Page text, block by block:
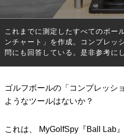
これまでに測定したすべてのボー
ンチャート」を作成。コンプレッ
問にも回答している。是非参考に
ゴルフボールの「コンプレッシ
ようなツールはないか？
これは、 MyGolfSpy『Ball Lab
DRIVERS ドライバー
FAIRWAY WOODS フェア
HYBRIDS ハイブリッド
WEDGES ウェッジ